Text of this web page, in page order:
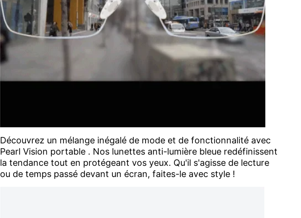
Découvrez un mélange inégalé de mode et de fonctionnalité avec
Pearl Vision portable . Nos lunettes anti-lumière bleue redéfinissent
la tendance tout en protégeant vos yeux. Qu'il s'agisse de lecture
ou de temps passé devant un écran, faites-le avec style !